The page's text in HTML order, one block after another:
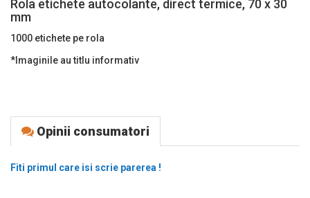
Rola etichete autocolante, direct termice, 70 x 30
mm
1000 etichete pe rola
*Imaginile au titlu informativ
Opinii consumatori
Fiti primul care isi scrie parerea !